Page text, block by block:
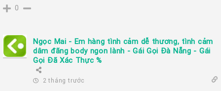
0
Ngọc Mai - Em hàng tình cảm dễ thương, tình cảm
dâm đãng body ngon lành - Gái Gọi Đà Nẵng - Gái
Gọi Đã Xác Thực %
2 tháng trước